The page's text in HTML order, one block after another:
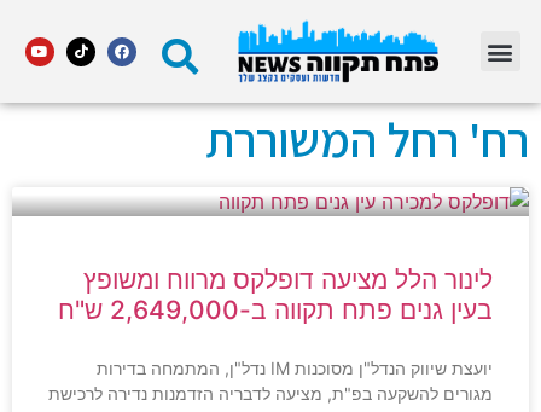
רח' רחל המשוררת
לינור הלל מציעה דופלקס מרווח ומשופץ
בעין גנים פתח תקווה ב-2,649,000 ש"ח
יועצת שיווק הנדל"ן מסוכנות IM נדל"ן, המתמחה בדירות
מגורים להשקעה בפ"ת, מציעה לדבריה הזדמנות נדירה לרכישת